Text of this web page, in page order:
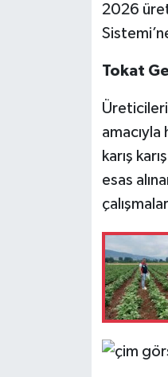
2026
Tokat
karış
esas